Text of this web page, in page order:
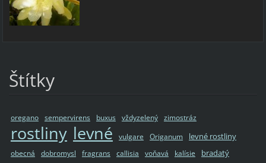
Štítky
oregano sempervirens buxus vždyzelený zimostráz
rostliny levné vulgare Origanum levné rostliny
obecná dobromysl fragrans callisia voňavá kalísie
bradatý